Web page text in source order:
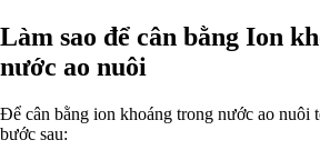
Làm sao để cân bằng Ion
nước ao nuôi
Để cân bằng ion khoáng trong nước ao nuôi
bước sau: